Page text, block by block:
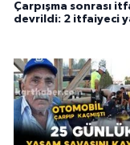
Çarpışma sonrası
devrildi: 2 itfaiyeci